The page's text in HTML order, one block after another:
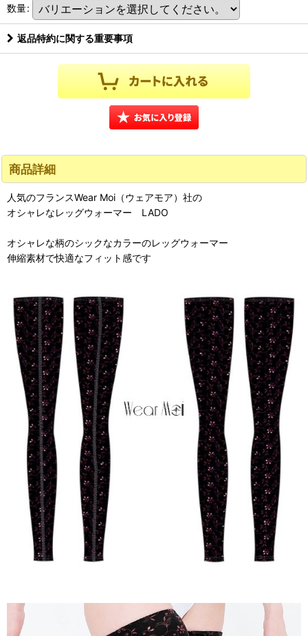
数量:
返品特約に関する重要事項
商品詳細
人気のフランスWear Moi（ウェアモア）社の
オシャレなレッグウォーマー LADO
オシャレな柄のシックなカラーのレッグウォーマー
伸縮素材で快適なフィット感です